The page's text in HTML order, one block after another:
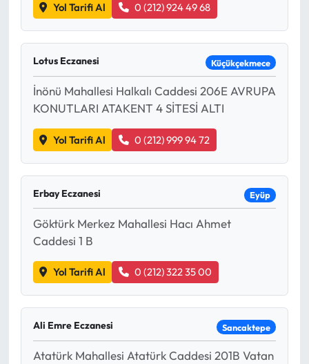
Yol Tarifi Al 0 (212) 924 49 68
Lotus Eczanesi Küçükçekmece
İnönü Mahallesi Halkalı Caddesi 206E AVRUPA
KONUTLARI ATAKENT 4 SİTESİ ALTI
Yol Tarifi Al 0 (212) 999 94 72
Erbay Eczanesi Eyüp
Göktürk Merkez Mahallesi Hacı Ahmet
Caddesi 1 B
Yol Tarifi Al 0 (212) 322 35 00
Ali Emre Eczanesi Sancaktepe
Atatürk Mahallesi Atatürk Caddesi 201B Vatan